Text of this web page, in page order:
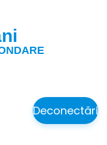
Deconectări